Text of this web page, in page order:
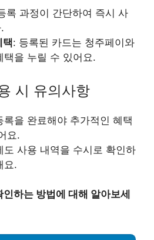
록 과정이 간단하여 즉시 사
택: 등록된 카드는 청주페이와
택을 누릴 수 있어요.
시 유의사항
록을 완료해야 추가적인 혜택
요.
도 사용 내역을 수시로 확인하
요.
하는 방법에 대해 알아보세